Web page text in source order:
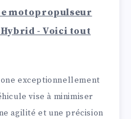
motopropulseur
- Voici tout
exceptionnellement
vise à minimiser
agilité et une précision